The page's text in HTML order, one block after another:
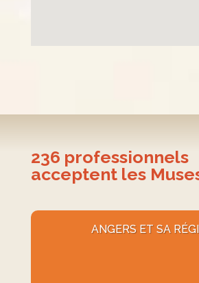
236 professionnels
acceptent les
ANGERS ET SA